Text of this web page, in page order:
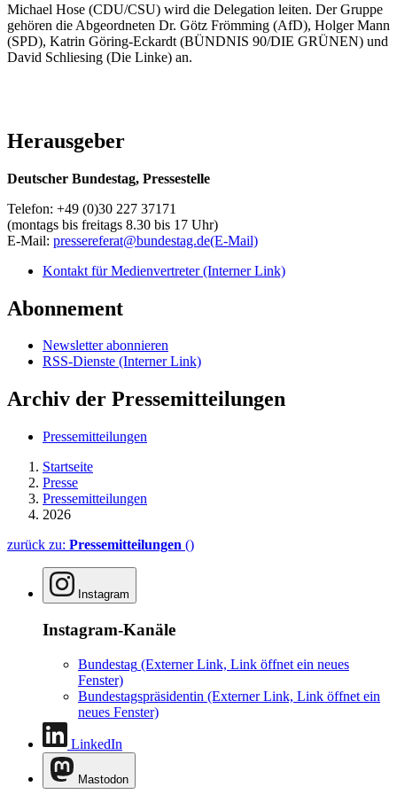
Michael Hose (CDU/CSU) wird die Delegation leiten. Der Gruppe
gehören die Abgeordneten Dr. Götz Frömming (AfD), Holger Mann
(SPD), Katrin Göring-Eckardt (BÜNDNIS 90/DIE GRÜNEN) und
David Schliesing (Die Linke) an.
Herausgeber
Deutscher Bundestag, Pressestelle
Telefon: +49 (0)30 227 37171
(montags bis freitags 8.30 bis 17 Uhr)
E-Mail: pressereferat@bundestag.de(E-Mail)
Kontakt für Medienvertreter(Interner Link)
Abonnement
Newsletter abonnieren
RSS-Dienste (Interner Link)
Archiv der Pressemitteilungen
Pressemitteilungen
Startseite
Presse
Pressemitteilungen
2026
zurück zu: Pressemitteilungen ()
Instagram
Instagram-Kanäle
Bundestag (Externer Link, Link öffnet ein neues
Fenster)
Bundestagspräsidentin (Externer Link, Link öffnet ein
neues Fenster)
LinkedIn
Mastodon